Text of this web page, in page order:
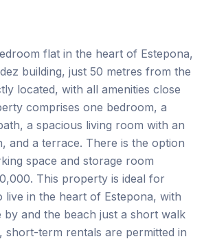
flat in the heart of Estepona,
building, just 50 metres from the
located, with all amenities close
comprises one bedroom, a
a spacious living room with an
and a terrace. There is the option
space and storage room
This property is ideal for
live in the heart of Estepona, with
by and the beach just a short walk
‌short-term ‌rentals ‌are ‌permitted in